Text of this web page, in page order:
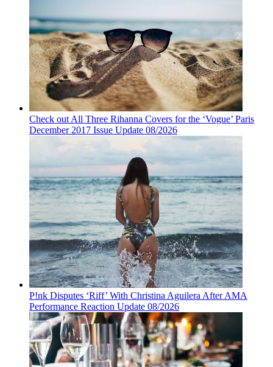
Check out All Three Rihanna Covers for the ‘Vogue’ Paris
December 2017 Issue Update 08/2026
P!nk Disputes ‘Riff’ With Christina Aguilera After AMA
Performance Reaction Update 08/2026